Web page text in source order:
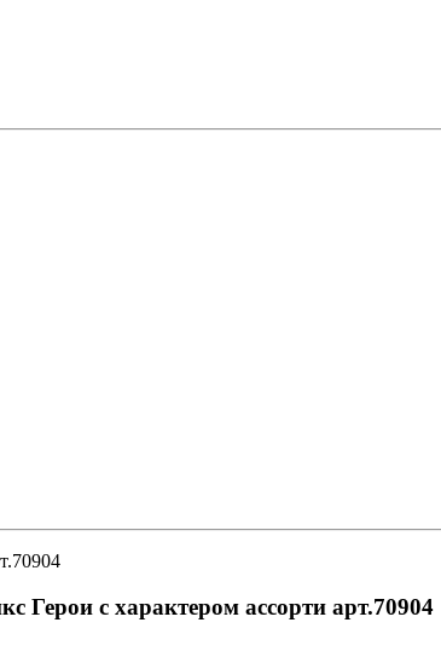
Герои с характером ассорти арт.70904